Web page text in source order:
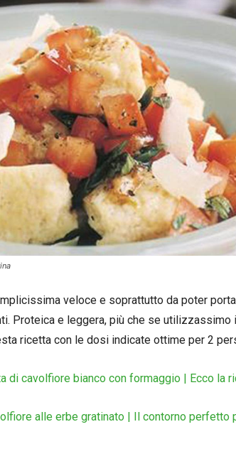
veloce e soprattutto da poter
Proteica e leggera, più che se
ricetta con le dosi indicate ottime per 2
di cavolfiore bianco con formaggio | Ecco la
alle erbe gratinato | Il contorno perfetto